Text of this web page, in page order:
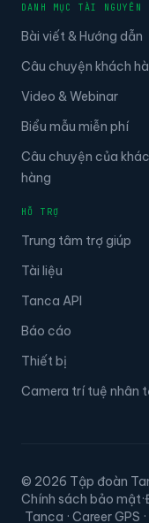
DANH MỤC TÀI NGUYÊN
Bài viết & Hướng dẫn
Câu chuyện khách
Video & Webinar
Biểu mẫu miễn phí
Câu chuyện của
hàng
HỖ TRỢ
Trung tâm trợ giúp
Tài liệu
Tanca API
Báo cáo
Thiết bị
Camera trí tuệ nhân
© 2026 Tập đoàn
Chính sách bảo mật·
Tanca · Career